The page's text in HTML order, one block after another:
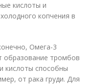
кислоты и
копчения в
Омега-3
образование тромбов
кислоты способны
от рака груди. Для